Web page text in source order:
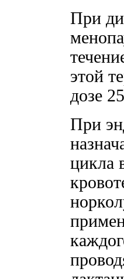
При
этой
дозе
При
цикла